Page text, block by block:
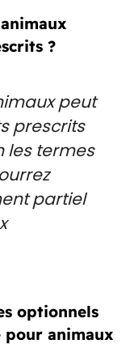
?
peut
prescrits
les termes
partiel
optionnels
pour animaux